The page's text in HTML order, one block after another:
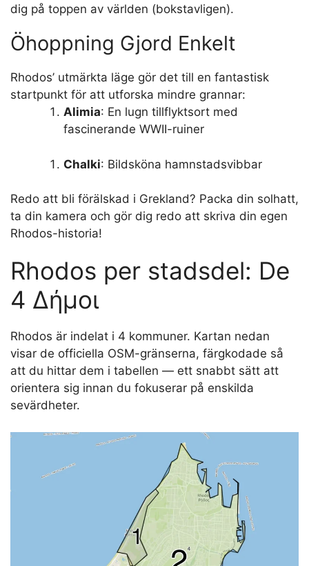
dig på toppen av världen (bokstavligen).
Öhoppning Gjord Enkelt
Rhodos’ utmärkta läge gör det till en fantastisk
startpunkt för att utforska mindre grannar:
Alimia: En lugn tillflyktsort med
fascinerande WWII-ruiner
Chalki: Bildsköna hamnstadsvibbar
Redo att bli förälskad i Grekland? Packa din solhatt,
ta din kamera och gör dig redo att skriva din egen
Rhodos-historia!
Rhodos per stadsdel: De
4 Δήμοι
Rhodos är indelat i 4 kommuner. Kartan nedan
visar de officiella OSM-gränserna, färgkodade så
att du hittar dem i tabellen — ett snabbt sätt att
orientera sig innan du fokuserar på enskilda
sevärdheter.